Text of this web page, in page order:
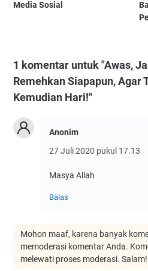
Media Sosial
1 komentar untuk "Awas,
Remehkan Siapapun, Agar
Kemudian Hari!"
Anonim
27 Juli 2020 pukul 17.13
Masya Allah
Balas
Mohon maaf, karena banyak
memoderasi komentar Anda.
melewati proses moderasi. Salam!